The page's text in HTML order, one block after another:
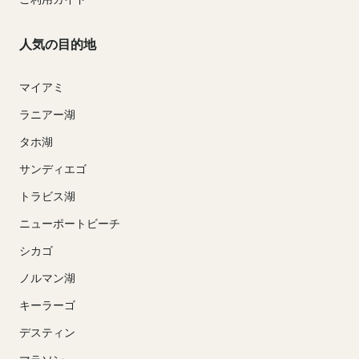
人気の目的地
マイアミ
ラニアー湖
タホ湖
サンディエゴ
トラビス湖
ニューポートビーチ
シカゴ
ノルマン湖
キーラーゴ
デスティン